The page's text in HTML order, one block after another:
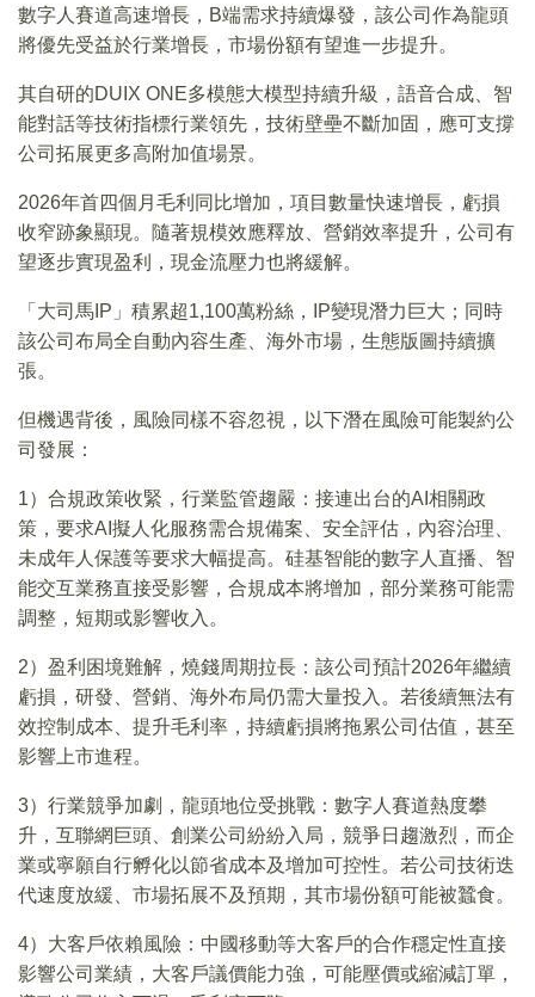
數字人賽道高速增長，B端需求持續爆發，該公司作為龍頭
將優先受益於行業增長，市場份額有望進一步提升。
其自研的DUIX ONE多模態大模型持續升級，語音合成、智
能對話等技術指標行業領先，技術壁壘不斷加固，應可支撐
公司拓展更多高附加值場景。
2026年首四個月毛利同比增加，項目數量快速增長，虧損
收窄跡象顯現。隨著規模效應釋放、營銷效率提升，公司有
望逐步實現盈利，現金流壓力也將緩解。
「大司馬IP」積累超1,100萬粉絲，IP變現潛力巨大；同時
該公司布局全自動內容生產、海外市場，生態版圖持續擴
張。
但機遇背後，風險同樣不容忽視，以下潛在風險可能製約公
司發展：
1）合規政策收緊，行業監管趨嚴：接連出台的AI相關政
策，要求AI擬人化服務需合規備案、安全評估，內容治理、
未成年人保護等要求大幅提高。硅基智能的數字人直播、智
能交互業務直接受影響，合規成本將增加，部分業務可能需
調整，短期或影響收入。
2）盈利困境難解，燒錢周期拉長：該公司預計2026年繼續
虧損，研發、營銷、海外布局仍需大量投入。若後續無法有
效控制成本、提升毛利率，持續虧損將拖累公司估值，甚至
影響上市進程。
3）行業競爭加劇，龍頭地位受挑戰：數字人賽道熱度攀
升，互聯網巨頭、創業公司紛紛入局，競爭日趨激烈，而企
業或寧願自行孵化以節省成本及增加可控性。若公司技術迭
代速度放緩、市場拓展不及預期，其市場份額可能被蠶食。
4）大客戶依賴風險：中國移動等大客戶的合作穩定性直接
影響公司業績，大客戶議價能力強，可能壓價或縮減訂單，